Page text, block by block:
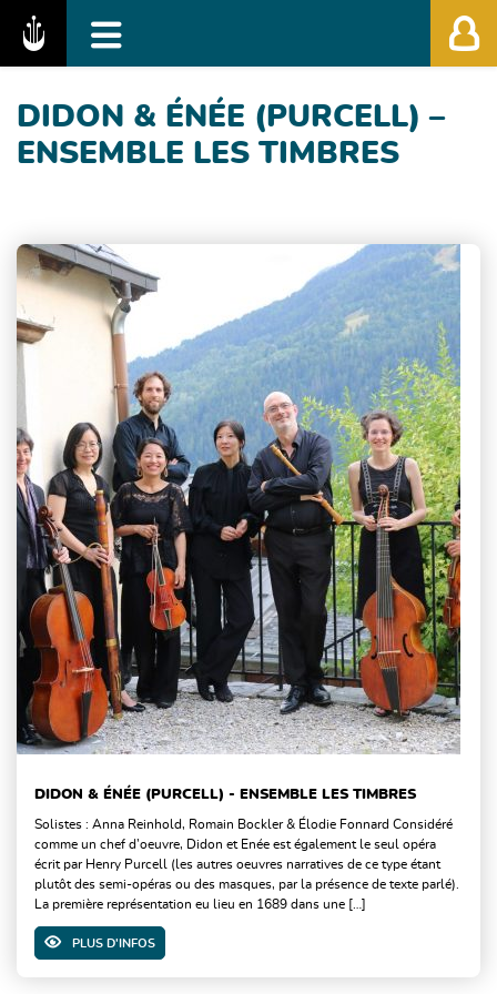
Fédération des Festivals de Musique
DIDON & ÉNÉE (PURCELL) –
ENSEMBLE LES TIMBRES
DIDON & ÉNÉE (PURCELL) - ENSEMBLE LES TIMBRES
Solistes : Anna Reinhold, Romain Bockler & Élodie Fonnard Considéré
comme un chef d’oeuvre, Didon et Enée est également le seul opéra
écrit par Henry Purcell (les autres oeuvres narratives de ce type étant
plutôt des semi-opéras ou des masques, par la présence de texte parlé).
La première représentation eu lieu en 1689 dans une […]
PLUS D'INFOS